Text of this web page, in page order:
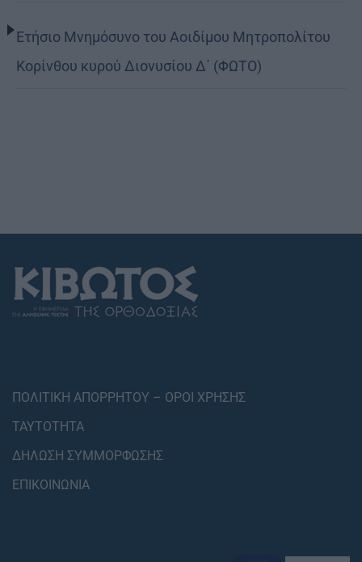
Ετήσιο Μνημόσυνο του Αοιδίμου Μητροπολίτου
Κορίνθου κυρού Διονυσίου Δ΄ (ΦΩΤΟ)
ΠΟΛΙΤΙΚΗ ΑΠΟΡΡΗΤΟΥ – ΟΡΟΙ ΧΡΗΣΗΣ
ΤΑΥΤΟΤΗΤΑ
ΔΗΛΩΣΗ ΣΥΜΜΟΡΦΩΣΗΣ
ΕΠΙΚΟΙΝΩΝΙΑ